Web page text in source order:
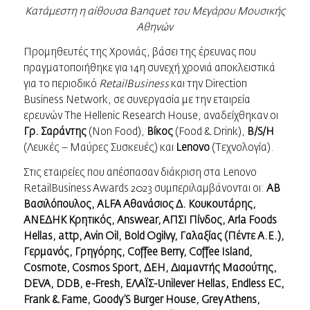
Κατάμεστη η αίθουσα Banquet του Μεγάρου Μουσικής
Αθηνών
Προμηθευτές της Χρονιάς, βάσει της έρευνας που
πραγματοποιήθηκε για 14η συνεχή χρονιά αποκλειστικά
για το περιοδικό RetailBusinessκαι την Direction
Business Network, σε συνεργασία με την εταιρεία
ερευνών The Hellenic Research House, αναδείχθηκαν οι
Γρ. Σαράντης(Non Food), Βίκος(Food & Drink), Β/S/H
(Λευκές – Μαύρες Συσκευές) και Lenovo(Τεχνολογία).
Στις εταιρείες που απέσπασαν διάκριση στα Lenovo
RetailBusiness Awards 2023 συμπεριλαμβάνονται οι: ΑΒ
Βασιλόπουλος, ALFA Αθανάσιος Δ. Κουκουτάρης,
ΑΝΕΔΗΚ Kρητικός, Answear, AΠΣΙ Πίνδος, Arla Foods
Hellas, attp, Avin Oil, Bold Ogilvy, Γαλαξίας (Πέντε Α.Ε.),
Γερμανός, Γρηγόρης, CoffeeBerry, Coffee Island ,
Cosmote, CosmosSport, ΔΕΗ, Διαμαντής Μασούτης,
DEVA, DDB, e-Fresh, ΕΛΑΪΣ-Unilever Hellas, Εndless EC,
Frank & Fame, Goody’S Burger House, Grey Athens,